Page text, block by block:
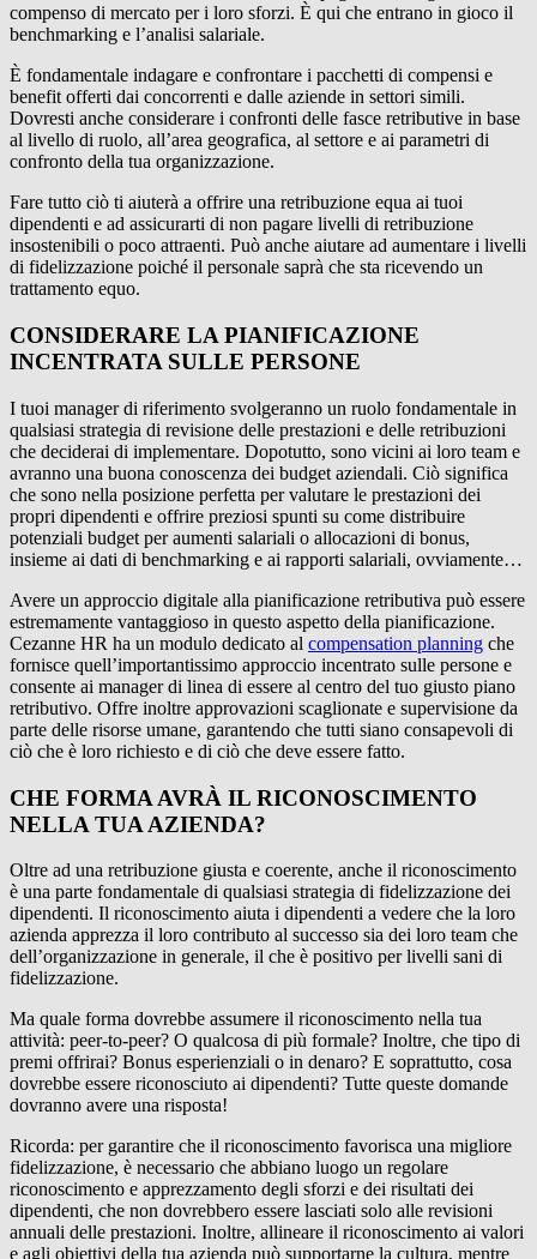
compenso di mercato per i loro sforzi. È qui che entrano in gioco il
benchmarking e l’analisi salariale.
È fondamentale indagare e confrontare i pacchetti di compensi e
benefit offerti dai concorrenti e dalle aziende in settori simili.
Dovresti anche considerare i confronti delle fasce retributive in base
al livello di ruolo, all’area geografica, al settore e ai parametri di
confronto della tua organizzazione.
Fare tutto ciò ti aiuterà a offrire una retribuzione equa ai tuoi
dipendenti e ad assicurarti di non pagare livelli di retribuzione
insostenibili o poco attraenti. Può anche aiutare ad aumentare i livelli
di fidelizzazione poiché il personale saprà che sta ricevendo un
trattamento equo.
CONSIDERARE LA PIANIFICAZIONE
INCENTRATA SULLE PERSONE
I tuoi manager di riferimento svolgeranno un ruolo fondamentale in
qualsiasi strategia di revisione delle prestazioni e delle retribuzioni
che deciderai di implementare. Dopotutto, sono vicini ai loro team e
avranno una buona conoscenza dei budget aziendali. Ciò significa
che sono nella posizione perfetta per valutare le prestazioni dei
propri dipendenti e offrire preziosi spunti su come distribuire
potenziali budget per aumenti salariali o allocazioni di bonus,
insieme ai dati di benchmarking e ai rapporti salariali, ovviamente…
Avere un approccio digitale alla pianificazione retributiva può essere
estremamente vantaggioso in questo aspetto della pianificazione.
Cezanne HR ha un modulo dedicato al compensation planning che
fornisce quell’importantissimo approccio incentrato sulle persone e
consente ai manager di linea di essere al centro del tuo giusto piano
retributivo. Offre inoltre approvazioni scaglionate e supervisione da
parte delle risorse umane, garantendo che tutti siano consapevoli di
ciò che è loro richiesto e di ciò che deve essere fatto.
CHE FORMA AVRÀ IL RICONOSCIMENTO
NELLA TUA AZIENDA?
Oltre ad una retribuzione giusta e coerente, anche il riconoscimento
è una parte fondamentale di qualsiasi strategia di fidelizzazione dei
dipendenti. Il riconoscimento aiuta i dipendenti a vedere che la loro
azienda apprezza il loro contributo al successo sia dei loro team che
dell’organizzazione in generale, il che è positivo per livelli sani di
fidelizzazione.
Ma quale forma dovrebbe assumere il riconoscimento nella tua
attività: peer-to-peer? O qualcosa di più formale? Inoltre, che tipo di
premi offrirai? Bonus esperienziali o in denaro? E soprattutto, cosa
dovrebbe essere riconosciuto ai dipendenti? Tutte queste domande
dovranno avere una risposta!
Ricorda: per garantire che il riconoscimento favorisca una migliore
fidelizzazione, è necessario che abbiano luogo un regolare
riconoscimento e apprezzamento degli sforzi e dei risultati dei
dipendenti, che non dovrebbero essere lasciati solo alle revisioni
annuali delle prestazioni. Inoltre, allineare il riconoscimento ai valori
e agli obiettivi della tua azienda può supportarne la cultura, mentre